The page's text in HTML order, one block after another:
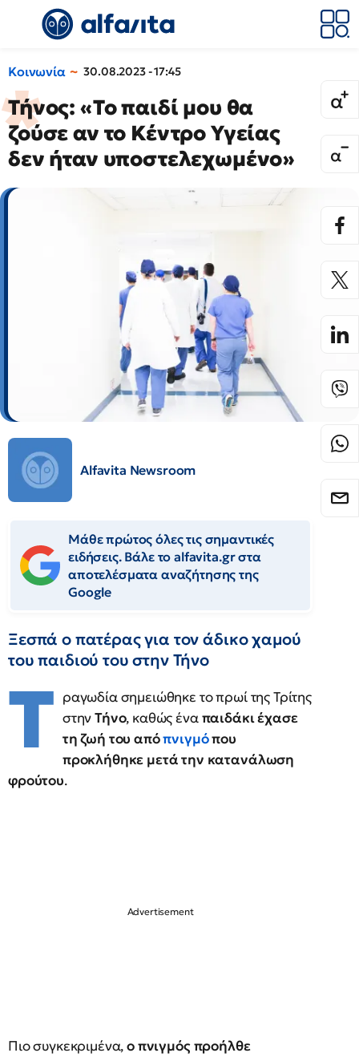
Κοινωνία 30.08.2023 - 17:45
Τήνος: «Το παιδί μου θα
ζούσε αν το Κέντρο Υγείας
δεν ήταν υποστελεχωμένο»
Alfavita Newsroom
Μάθε πρώτος όλες τις σημαντικές
ειδήσεις. Βάλε το alfavita.gr στα
αποτελέσματα αναζήτησης της
Google
Ξεσπά ο πατέρας για τον άδικο χαμού
του παιδιού του στην Τήνο
Τ ραγωδία σημειώθηκε το πρωί της Τρίτης
στηνΤήνο, καθώς έναπαιδάκι έχασε
τη ζωή του απόπνιγμόπου
προκλήθηκε μετά την κατανάλωση
φρούτου.
Πιο συγκεκριμένα,ο πνιγμός προήλθε